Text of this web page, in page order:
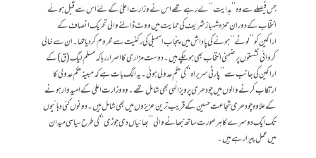
جس فیصلے سے وہ ’’ہدایت‘‘ لے رہے تھے اس نے وزارت اعلیٰ کے لئے اس سے قبل ہوئے
انتخاب کے دوران حمزہ شہباز شریف کی حمایت میں ووٹ ڈالنے والی تحریک انصاف کے
اراکین کو ’’لوٹے‘‘ ہونے کی پاداش میں پنجاب اسمبلی کی رکنیت سے محروم کردیا تھا۔ان سے خالی
کروائی نشستوں پر ضمنی انتخاب بھی ہوچکے ہیں۔دوست مزاری کا اصرار رہا کہ مسلم لیگ (ق) کے
اراکین کی جانب سے ’’پارٹی سربراہ‘‘ کی حکم عدولی ہوئی۔ یہ الگ بات ہے کہ مبینہ حکم عدولی کا
ارتکاب کرنے والوں میں چودھری پرویز الٰہی بھی شامل تھے۔ وہ وزارت اعلیٰ کے امیدوار ہونے
کے علاوہ چودھری شجاعت حسین کے قریب ترین عزیزوں میں بھی شامل ہیں۔دونوں کئی دہائیوں
تک ایک دوسرے کا ہر صورت ساتھ نبھانے والی ’’بھائیاں دی جوڑی‘‘ کی طرح سیاسی میدان
میں عمل پیرا رہے ہیں۔